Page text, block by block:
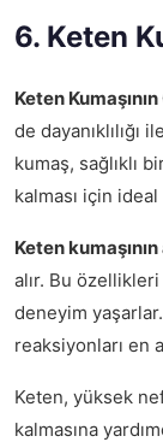
6. Keten
Keten
de
kumaş, sağlıklı
kalması için
Keten
alır. Bu
deneyim
reaksiyonları en
Keten, yüksek
kalmasına